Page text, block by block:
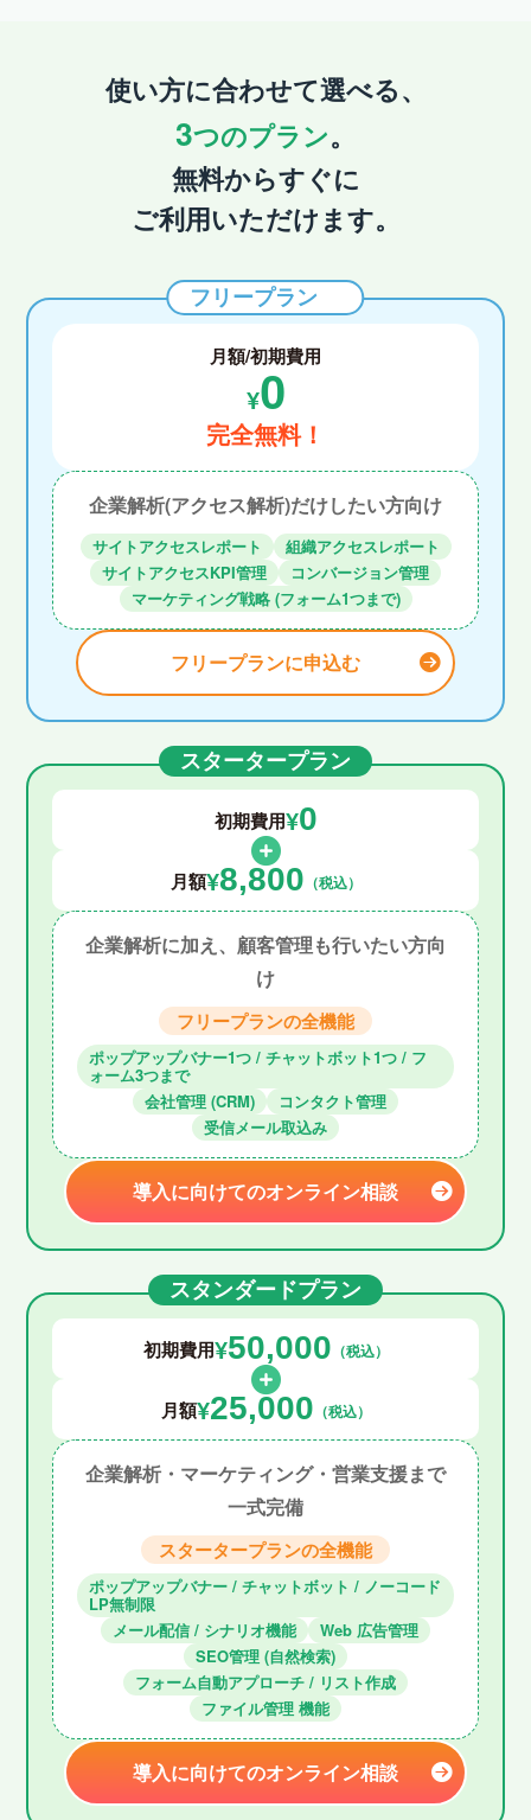
使い方に合わせて選べる、
3つのプラン。
無料からすぐに
ご利用いただけます。
フリープラン
月額/初期費用
¥0
完全無料！
企業解析(アクセス解析)だけしたい方向け
サイトアクセスレポート
組織アクセスレポート
サイトアクセスKPI管理
コンバージョン管理
マーケティング戦略 (フォーム1つまで)
フリープランに申込む
スタータープラン
初期費用¥0
月額¥8,800 （税込）
企業解析に加え、顧客管理も行いたい方向
け
フリープランの全機能
ポップアップバナー1つ / チャットボット1つ / フ
ォーム3つまで
会社管理 (CRM)
コンタクト管理
受信メール取込み
導入に向けてのオンライン相談
スタンダードプラン
初期費用¥50,000 （税込）
月額¥25,000 （税込）
企業解析・マーケティング・営業支援まで
一式完備
スタータープランの全機能
ポップアップバナー / チャットボット / ノーコード
LP無制限
メール配信 / シナリオ機能
Web 広告管理
SEO管理 (自然検索)
フォーム自動アプローチ / リスト作成
ファイル管理 機能
導入に向けてのオンライン相談